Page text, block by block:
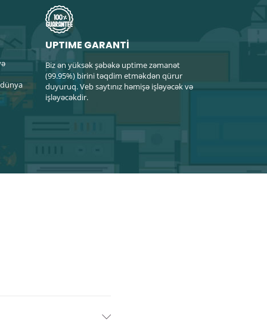
UPTIME GARANTİ
Biz ən yüksək şəbəkə uptime zəmanət
(99.95%) birini təqdim etməkdən qürur
duyuruq. Veb saytınız həmişə işləyəcək və
işləyəcəkdir.